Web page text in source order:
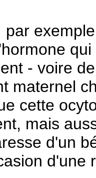
- voire
maternel
cette
mais
d'un
d'une